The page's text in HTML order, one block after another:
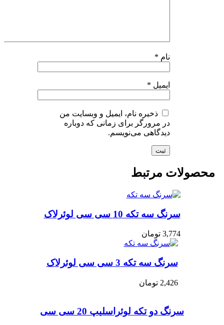
نام*
ایمیل*
ذخیره نام، ایمیل و وبسایت من
در مرورگر برای زمانی که دوباره
دیدگاهی می‌نویسم.
مرتبط
سرنگ سه تکه 10 سی سی لوئرلاک
3,774 تومان
سرنگ سه تکه 3 سی سی لوئرلاک
2,426 تومان
سرنگ دو تکه لوئراسلیپ 20 سی سی